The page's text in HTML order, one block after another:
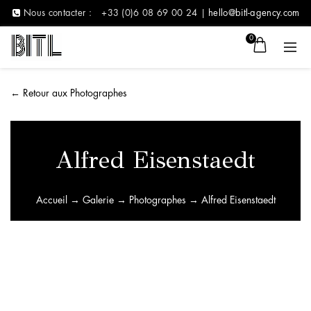
Nous contacter : +33 (0)6 08 69 00 24 | hello@bitl-agency.com
0
← Retour aux Photographes
Alfred Eisenstaedt
Accueil → Galerie→ Photographes → Alfred Eisenstaedt